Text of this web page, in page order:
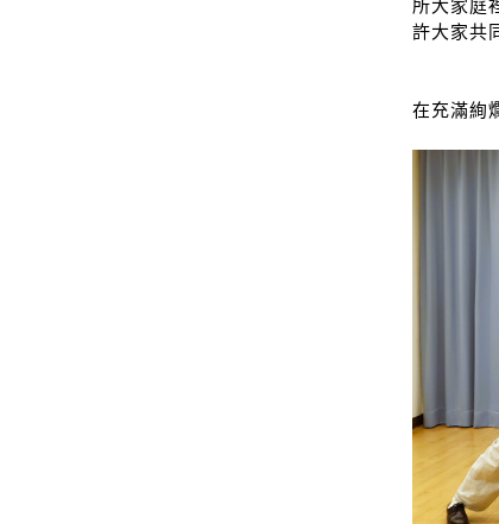
所大家庭
許大家共
在充滿絢